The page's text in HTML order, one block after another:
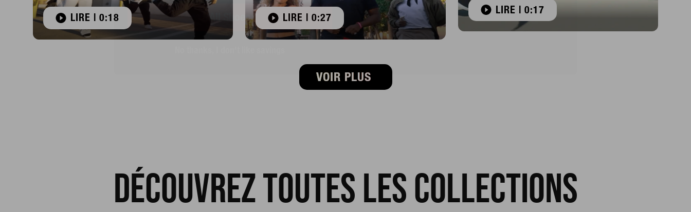
LIRE | 0:18 LIRE | 0:27
LIRE | 0:17
VOIR PLUS
Découvrez toutes les collections
No thanks, I don't like savings